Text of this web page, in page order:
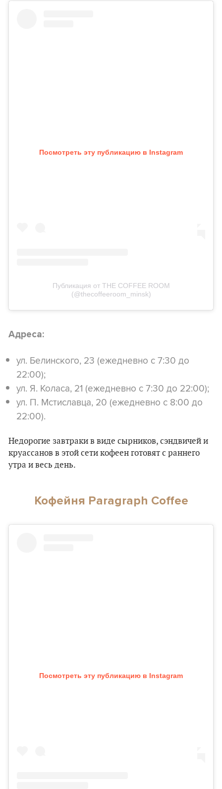
Посмотреть эту публикацию в Instagram
Публикация от THE COFFEE ROOM
(@thecoffeeroom_minsk)
Адреса:
ул. Белинского, 23 (ежедневно с 7:30 до
22:00);
ул. Я. Коласа, 21 (ежедневно с 7:30 до 22:00);
ул. П. Мстиславца, 20 (ежедневно с 8:00 до
22:00).
Недорогие завтраки в виде сырников, сэндвичей и
круассанов в этой сети кофеен готовят с раннего
утра и весь день.
Кофейня Paragraph Coffee
Посмотреть эту публикацию в Instagram